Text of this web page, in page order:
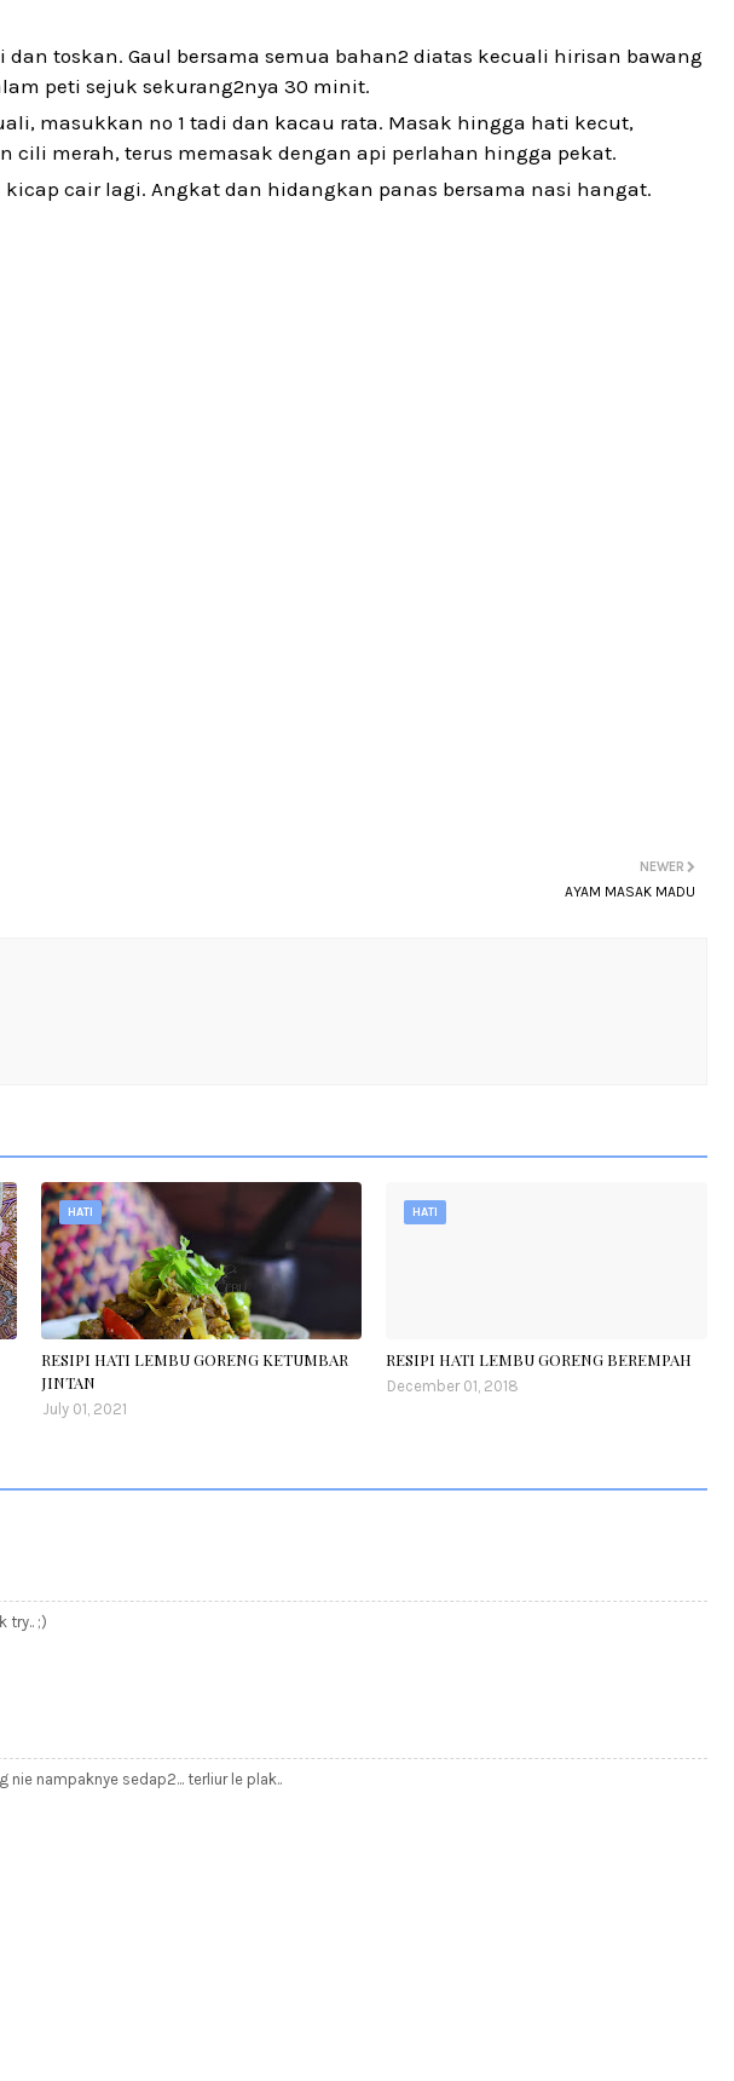
toskan. Gaul bersama semua bahan2 diatas kecuali hirisan bawang
peti sejuk sekurang2nya 30 minit.
masukkan no 1 tadi dan kacau rata. Masak hingga hati kecut,
cili merah, terus memasak dengan api perlahan hingga pekat.
cair lagi. Angkat dan hidangkan panas bersama nasi hangat.
NEWER
AYAM MASAK MADU
HATI
RESIPI HATI LEMBU GORENG KETUMBAR
JINTAN
July 01, 2021
HATI
RESIPI HATI LEMBU GORENG BEREMPAH
December 01, 2018
try.. ;)
nie nampaknye sedap2... terliur le plak..